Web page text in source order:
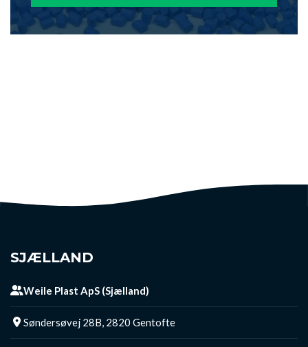
SJÆLLAND
Weile Plast ApS (Sjælland)
Søndersøvej 28B, 2820 Gentofte